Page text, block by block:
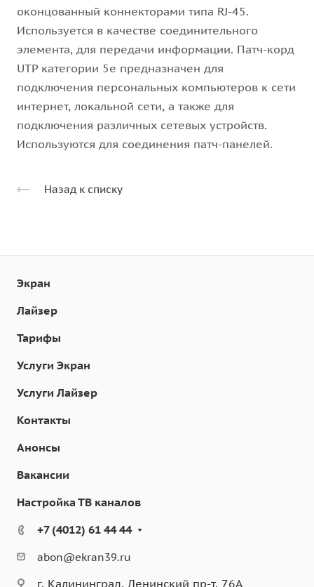
оконцованный коннекторами типа RJ-45.
Используется в качестве соединительного
элемента, для передачи информации. Патч-корд
UTP категории 5e предназначен для
подключения персональных компьютеров к сети
интернет, локальной сети, а также для
подключения различных сетевых устройств.
Используются для соединения патч-панелей.
Назад к списку
Экран
Лайзер
Тарифы
Услуги Экран
Услуги Лайзер
Контакты
Анонсы
Вакансии
Настройка ТВ каналов
+7 (4012) 61 44 44
abon@ekran39.ru
г. Калининград, Ленинский пр-т, 76А